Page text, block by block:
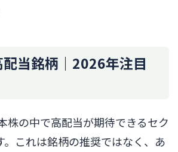
当銘柄｜2026年注目
株の中で高配当が期待できるセク
。これは銘柄の推奨ではなく、あ